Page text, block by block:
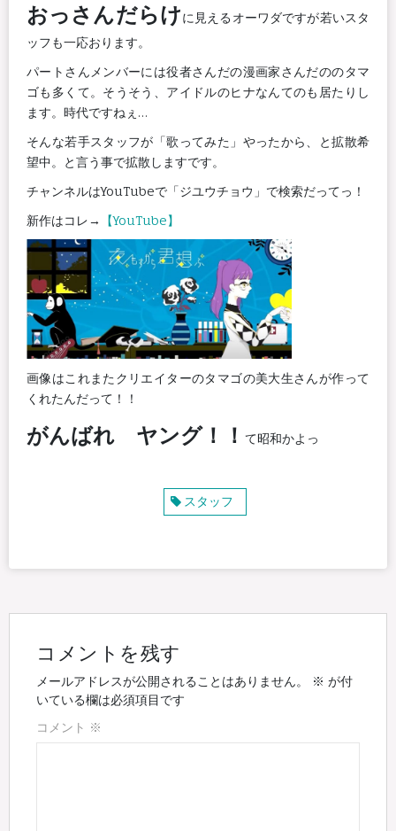
おっさんだらけに見えるオーワダですが若いスタ
ッフも一応おります。
パートさんメンバーには役者さんだの漫画家さんだののタマ
ゴも多くて。そうそう、アイドルのヒナなんてのも居たりし
ます。時代ですねぇ…
そんな若手スタッフが「歌ってみた」やったから、と拡散希
望中。と言う事で拡散しますです。
チャンネルはYouTubeで「ジユウチョウ」で検索だってっ！
新作はコレ→
【YouTube】
画像はこれまたクリエイターのタマゴの美大生さんが作って
くれたんだって！！
がんばれ ヤング！！ て昭和かよっ
スタッフ
コメントを残す
メールアドレスが公開されることはありません。 ※ が付
いている欄は必須項目です
コメント ※